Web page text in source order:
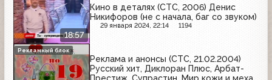
18:57
Кино в деталях (СТС, 2006) Денис
Никифоров (не с начала, баг со звуком)
29 января 2024, 22:14 1194
Реклама и анонсы (СТС, 21.02.2004)
Русский хит, Диклоран Плюс, Арбат-
Рекламный блок